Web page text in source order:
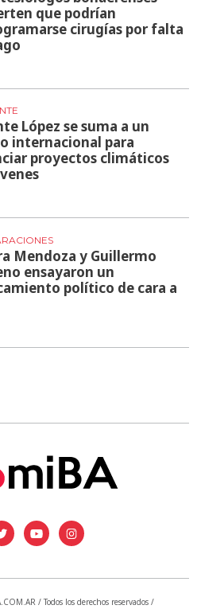
que podrían
cirugías por falta
López se suma a un
internacional para
proyectos climáticos
Mendoza y Guillermo
ensayaron un
político de cara a
/ Todos los derechos reservados /